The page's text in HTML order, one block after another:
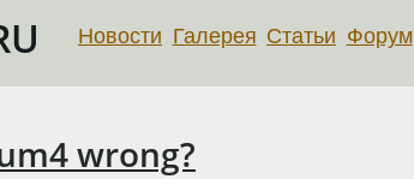
Новости Галерея Статьи Форум
wrong?